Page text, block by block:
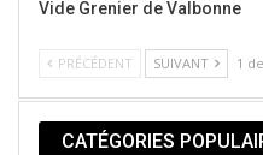
Vide Grenier de Valbonne
PRÉCÉDENT SUIVANT 1
CATÉGORIES